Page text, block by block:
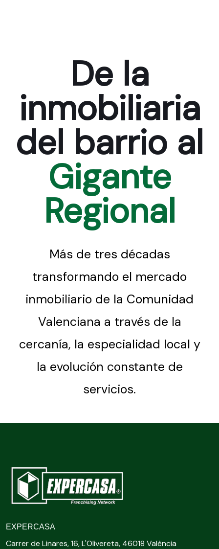
De la
inmobiliaria
del barrio al
Gigante
Regional
Más de tres décadas
transformando el mercado
inmobiliario de la Comunidad
Valenciana a través de la
cercanía, la especialidad local y
la evolución constante de
servicios.
EXPERCASA
Carrer de Linares, 16, L'Olivereta, 46018 València